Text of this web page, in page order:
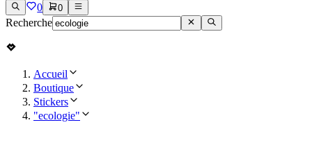
0 0
Recherche
Accueil
Boutique
Stickers
"ecologie"